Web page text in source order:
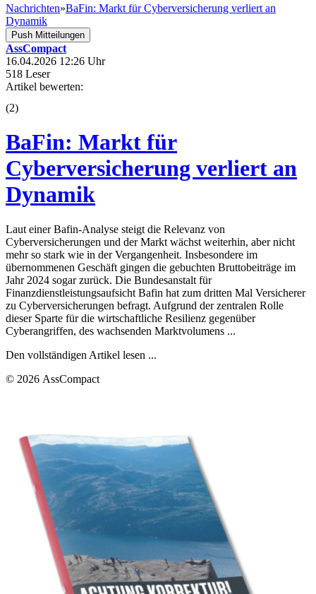
Nachrichten»BaFin: Markt für Cyberversicherung verliert an
Dynamik
Push Mitteilungen
AssCompact
16.04.2026 12:26 Uhr
518 Leser
Artikel bewerten:
(2)
BaFin: Markt für
Cyberversicherung verliert an
Dynamik
Laut einer Bafin-Analyse steigt die Relevanz von
Cyberversicherungen und der Markt wächst weiterhin, aber nicht
mehr so stark wie in der Vergangenheit. Insbesondere im
übernommenen Geschäft gingen die gebuchten Bruttobeiträge im
Jahr 2024 sogar zurück. Die Bundesanstalt für
Finanzdienstleistungsaufsicht Bafin hat zum dritten Mal Versicherer
zu Cyberversicherungen befragt. Aufgrund der zentralen Rolle
dieser Sparte für die wirtschaftliche Resilienz gegenüber
Cyberangriffen, des wachsenden Marktvolumens ...
Den vollständigen Artikel lesen ...
© 2026 AssCompact